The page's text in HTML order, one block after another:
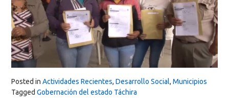
Posted in Actividades Recientes, Desarrollo Social, Municipios
Tagged Gobernación del estado Táchira